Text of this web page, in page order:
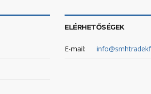
ELÉRHETŐSÉGEK
E-mail: